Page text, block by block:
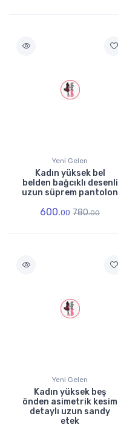
Yeni Gelen
Kadın yüksek bel
belden bağcıklı desenli
uzun süprem pantolon
600.00 780.00
Yeni Gelen
Kadın yüksek beş
önden asimetrik kesim
detaylı uzun sandy
etek